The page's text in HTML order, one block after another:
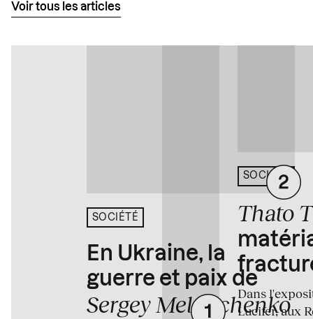
Voir tous les articles
SOCIÉTÉ
En Ukraine, la
guerre et paix de
Sergey Melnitchenko
SOCIÉTÉ
Thato
Dans
Lucifer, aux